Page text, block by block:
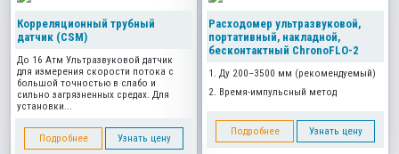
Корреляционный трубный
датчик (CSM)
До 16 Атм Ультразвуковой датчик
для измерения скорости потока с
большой точностью в слабо и
сильно загрязненных средах. Для
установки...
Подробнее Узнать цену
Расходомер ультразвуковой,
портативный, накладной,
бесконтактный ChronoFLO-2
1. Ду 200–3500 мм (рекомендуемый)
2. Время-импульсный метод
Подробнее Узнать цену